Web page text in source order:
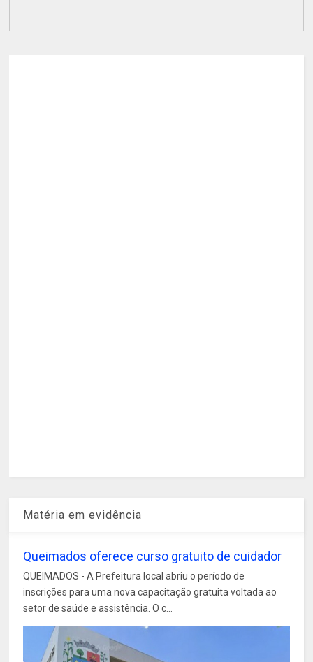
Matéria em evidência
Queimados oferece curso gratuito de cuidador
QUEIMADOS - A Prefeitura local abriu o período de
inscrições para uma nova capacitação gratuita voltada ao
setor de saúde e assistência. O c...